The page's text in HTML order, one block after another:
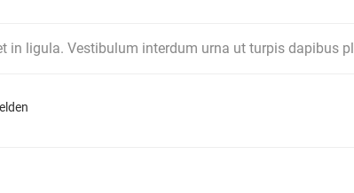
in ligula. Vestibulum interdum urna ut turpis dapibus